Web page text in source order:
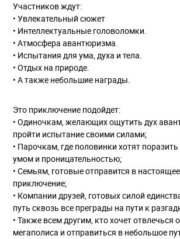
Участников ждут:
• Увлекательный сюжет
• Интеллектуальные головоломки.
• Атмосфера авантюризма.
• Испытания для ума, духа и тела.
• Отдых на природе.
• А также небольшие награды.
Это приключение подойдет:
• Одиночкам, желающих ощутить дух
пройти испытание своими силами;
• Парочкам, где половинки хотят
умом и проницательностью;
• Семьям, готовые отправится в
приключение;
• Компании друзей, готовых силой
путь сквозь все преграды на пути к
• Также всем другим, кто хочет отвлечься
мегаполиса и отправиться в небольшое